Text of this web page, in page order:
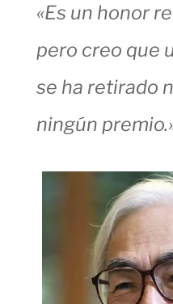
«Es un honor
pero creo que
se ha retirado
ningún